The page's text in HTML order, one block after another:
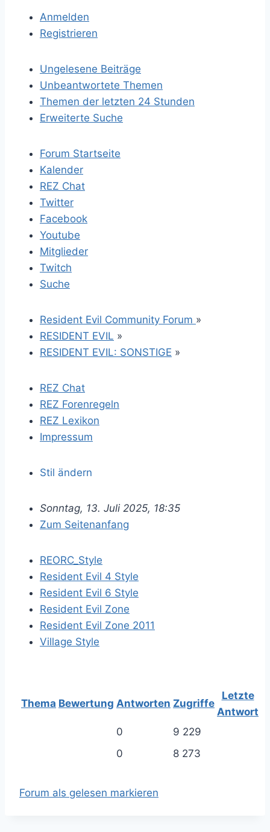
Anmelden
Registrieren
Ungelesene Beiträge
Unbeantwortete Themen
Themen der letzten 24 Stunden
Erweiterte Suche
Forum Startseite
Kalender
REZ Chat
Twitter
Facebook
Youtube
Mitglieder
Twitch
Suche
Resident Evil Community Forum »
RESIDENT EVIL »
RESIDENT EVIL: SONSTIGE »
REZ Chat
REZ Forenregeln
REZ Lexikon
Impressum
Stil ändern
Sonntag, 13. Juli 2025, 18:35
Zum Seitenanfang
REORC_Style
Resident Evil 4 Style
Resident Evil 6 Style
Resident Evil Zone
Resident Evil Zone 2011
Village Style
Thema Bewertung Antworten Zugriffe
Letzte
Antwort
0
9 229
0
8 273
Forum als gelesen markieren